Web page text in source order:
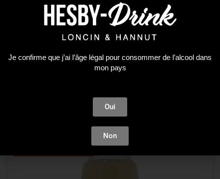
Soft
CARAIBOS CITRON VERT 1L
AJOUTER AU PANIER
Je confirme que j’ai l’âge légal pour consommer de l’alcool dans
mon pays
Oui
Non